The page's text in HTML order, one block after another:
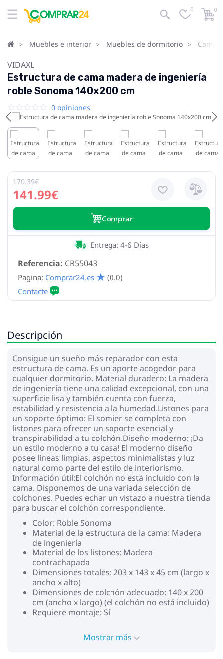
0 0
Muebles e interior Muebles de dormitorio Camas
VIDAXL
Estructura de cama madera de ingeniería
roble Sonoma 140x200 cm
0 opiniones
141.99€
170.39€
Сomprar
Referencia: CR55043
Entrega: 4-6 Días
Pagina: Comprar24.es (0.0)
Descripción
Consigue un sueño más reparador con esta
estructura de cama. Es un aporte acogedor para
cualquier dormitorio. Material duradero: La madera
de ingeniería tiene una calidad excepcional, con una
superficie lisa y también cuenta con fuerza,
estabilidad y resistencia a la humedad.Listones para
un soporte óptimo: El somier se completa con
listones para ofrecer un soporte esencial y
transpirabilidad a tu colchón.Diseño moderno: ¡Da
un estilo moderno a tu casa! El moderno diseño
posee líneas limpias, aspectos minimalistas y luz
natural como parte del estilo de interiorismo.
Información útil:El colchón no está incluido con la
cama. Disponemos de una variada selección de
colchones. Puedes echar un vistazo a nuestra tienda
para buscar el colchón correspondiente.
Color: Roble Sonoma
Material de la estructura de la cama: Madera
de ingeniería
Material de los listones: Madera
contrachapada
Dimensiones totales: 203 x 143 x 45 cm (largo x
ancho x alto)
Dimensiones de colchón adecuado: 140 x 200
cm (ancho x largo) (el colchón no está incluido)
Requiere montaje: Sí
Mostrar más